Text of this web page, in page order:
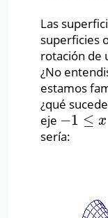
Las
superficies
rotación de
¿No
estamos
¿qué
eje −1 ≤ x
−1≤ x≤ 1
sería: